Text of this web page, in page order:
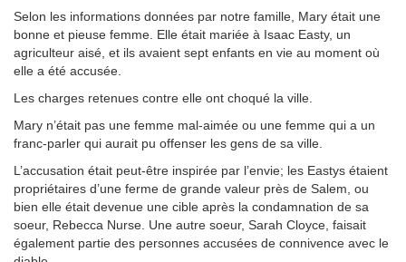
Selon les informations données par notre famille, Mary était une
bonne et pieuse femme. Elle était mariée à Isaac Easty, un
agriculteur aisé, et ils avaient sept enfants en vie au moment où
elle a été accusée.
Les charges retenues contre elle ont choqué la ville.
Mary n’était pas une femme mal-aimée ou une femme qui a un
franc-parler qui aurait pu offenser les gens de sa ville.
L’accusation était peut-être inspirée par l’envie; les Eastys étaient
propriétaires d’une ferme de grande valeur près de Salem, ou
bien elle était devenue une cible après la condamnation de sa
soeur, Rebecca Nurse. Une autre soeur, Sarah Cloyce, faisait
également partie des personnes accusées de connivence avec le